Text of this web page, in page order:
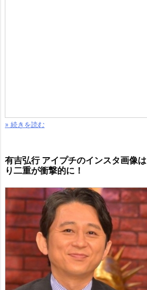
» 続きを読む
有吉弘行 アイプチのインスタ画像
り二重が衝撃的に！